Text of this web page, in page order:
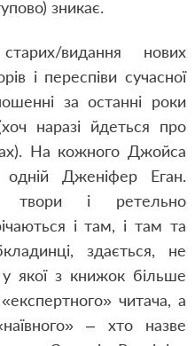
зникає.
видання нових
і переспіви сучасної
за останні роки
наразі йдеться про
На кожного Джойса
Дженіфер Еган.
твори і ретельно
і там, і там та
здається, не
якої з книжок більше
читача, а
– хто назве